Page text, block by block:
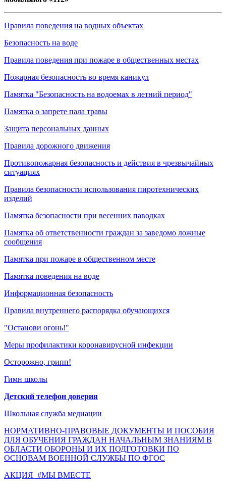
Правила поведения на водных объектах
Безопасность на воде
Правила поведения при пожаре в общественных местах
Пожарная безопасность во время каникул
Памятка "Безопасность на водоемах в летний период"
Памятка о запрете пала травы
Защита персональных данных
Правила дорожного движения
Противопожарная безопасность и действия в чрезвычайных
ситуациях
Правила безопасности использования пиротехнических
изделий
Памятка безопасности при весенних паводках
Памятка об ответственности граждан за заведомо ложные
сообщения
Памятка при пожаре в общественном месте
Памятка поведения на воде
Информационная безопасность
Правила внутреннего распорядка обучающихся
"Останови огонь!"
Меры профилактики коронавирусной инфекции
Осторожно, грипп!
Гимн школы
Детский телефон доверия
Школьная служба медиации
НОРМАТИВНО-ПРАВОВЫЕ ДОКУМЕНТЫ И ПОСОБИЯ
ДЛЯ ОБУЧЕНИЯ ГРАЖДАН НАЧАЛЬНЫМ ЗНАНИЯМ В
ОБЛАСТИ ОБОРОНЫ И ИХ ПОДГОТОВКИ ПО
ОСНОВАМ ВОЕННОЙ СЛУЖБЫ ПО ФГОС
АКЦИЯ #МЫ ВМЕСТЕ